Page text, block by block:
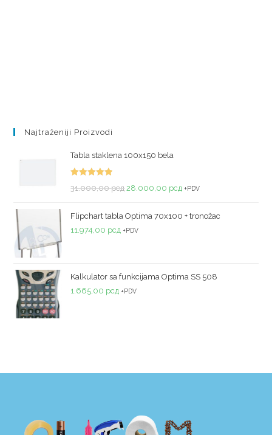
Najtraženiji Proizvodi
Tabla staklena 100x150 bela
31.000,00рсд 28.000,00 рсд +PDV
Flipchart tabla Optima 70x100 + tronožac
11.974,00 рсд +PDV
Kalkulator sa funkcijama Optima SS 508
1.665,00 рсд +PDV